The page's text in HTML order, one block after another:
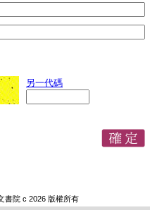
另一代碼
書院 c 2026 版權所有